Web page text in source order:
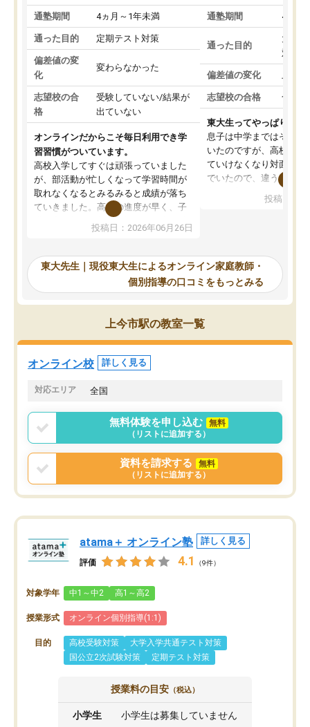
通塾期間 4ヵ月～1年未満
通った目的 定期テスト対策
偏差値の変
化
変わらなかった
志望校の合
格
受験していない/結果が
出ていない
オンラインだからこそ毎日利用でき学
習習慣がついています。
高校入学してすぐは頑張っていました
が、部活動が忙しくなって学習時間が
取れなくなるとみるみると成績が落ち
ていきました。高校の進度が早く、子
供も家に帰って勉強の話すると嫌な反
応を示します。東大先生にお願いして
れるので、親としても安心です。毎日
使える自習室とかもあり、わからない
ところがあれば先生が回答してくれる
のも重宝しています。
投稿日：2026年06月26日
通塾期間 4ヵ月
通った目的
大学
対策
偏差値の変化
志望校の合格 合格
東大生ってやっぱりすご
息子は中学まではそこそ
いたのですが、高校に入
ていけなくなり対面の塾
でいたので、違うアプロ
で、当初は模試でD判定
自習室が毎日使えていつ
るのが心強かったよう
謝です。
投稿日：
東大先生｜現役東大生によるオンライン家庭教師・
個別指導の口コミをもっとみる
上今市駅の教室一覧
オンライン校 詳しく見る
対応エリア 全国
無料体験を申し込む
無料
（リストに追加する）
資料を請求する
無料
（リストに追加する）
atama＋ オンライン塾 詳しく見る
評価 4.1 （9件）
対象学年 中1～中2 高1～高2
授業形式 オンライン個別指導(1:1)
目的 高校受験対策
大学入学共通テスト対策
国公立2次試験対策
定期テスト対策
授業料の目安 （税込）
小学生 小学生は募集していません